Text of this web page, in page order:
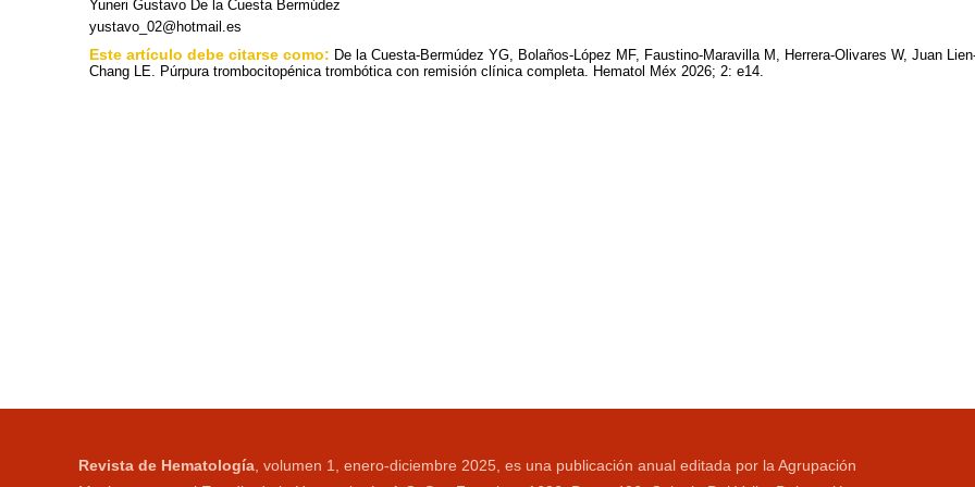
Yuneri Gustavo De la Cuesta Bermúdez
yustavo_02@hotmail.es
Este artículo debe citarse como: De la Cuesta-Bermúdez YG, Bolaños-López MF, Faustino-Maravilla M, Herrera-Olivares W, Juan
Chang LE. Púrpura trombocitopénica trombótica con remisión clínica completa. Hematol Méx 2026; 2: e14.
Revista de Hematología , volumen 1, enero-diciembre 2025, es una publicación anual editada por la Agrupación